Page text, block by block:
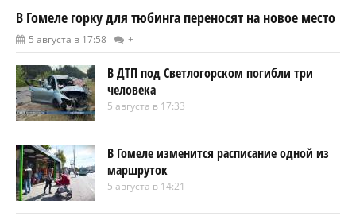
В Гомеле горку для тюбинга переносят на новое место
5 августа в 17:58 +
В ДТП под Светлогорском погибли три
человека
5 августа в 17:33
В Гомеле изменится расписание одной из
маршруток
5 августа в 14:21